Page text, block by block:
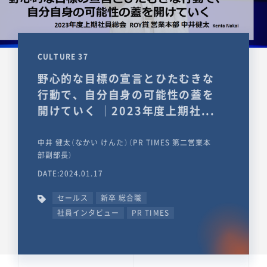
CULTURE 37
野心的な目標の宣言とひたむきな
行動で、自分自身の可能性の蓋を
開けていく ｜2023年度上期社...
中井 健太（なかい けんた）（PR TIMES 第二営業本
部副部長）
DATE:2024.01.17
セールス
新卒 総合職
社員インタビュー
PR TIMES